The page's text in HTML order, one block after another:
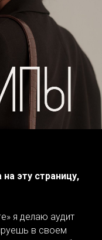
эту страницу,
я делаю аудит
в своем